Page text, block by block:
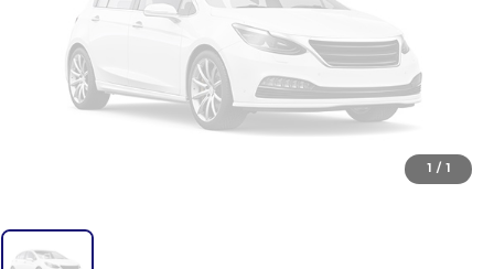
1 / 1